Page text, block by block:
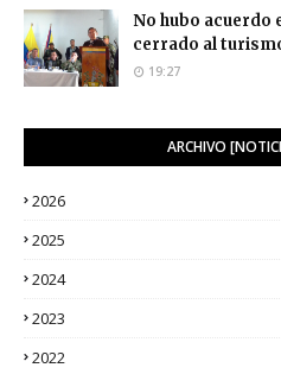
No hubo acuerdo
cerrado al
19:27
ARCHIVO
2026
2025
2024
2023
2022